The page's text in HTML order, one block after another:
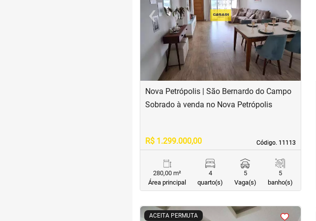
‹
Previous ›Next
Nova Petrópolis | São Bernardo do Campo
Código. 11113
Código. 11113
Sobrado à venda no Nova Petrópolis
R$ 1.299.000,00
280,00 m²
Área principal
4
quarto(s)
5
Vaga(s)
5
banho(s)
ACEITA PERMUTA
< <<<